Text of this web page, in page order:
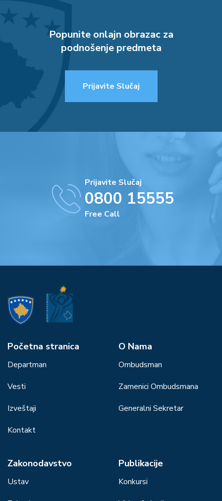
Popunite onlajn obrazac za
podnošenje predmeta
Prijavite Slučaj
Prijavite Slučaj
0800 15555
Free Call
Početna stranica
Departman
Vesti
Izveštaji
Kontakt
О Nama
Ombudsman
Zamenici Ombudsmana
Generalni Sekretar
Zakonodavstvo
Ustav
Publikacije
Konkursi